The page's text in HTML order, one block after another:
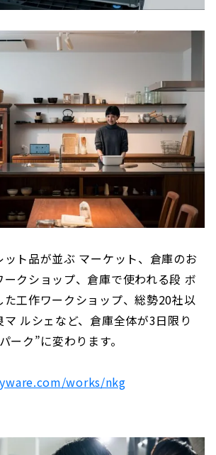
ト品が並ぶ マーケット、倉庫のお
クショップ、倉庫で使われる段 ボ
た工作ワークショップ、総勢20社以
ルシェなど、倉庫全体が3日限り
ーク”に変わります。
works/nkg